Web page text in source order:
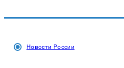
Новости России